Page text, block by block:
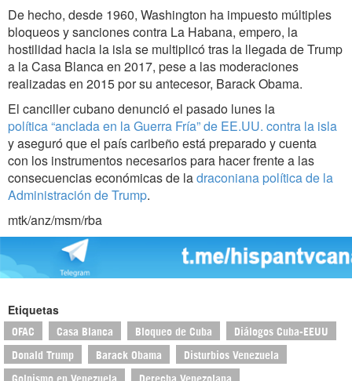
De hecho, desde 1960, Washington ha impuesto múltiples
bloqueos y sanciones contra La Habana, empero, la
hostilidad hacia la isla se multiplicó tras la llegada de Trump
a la Casa Blanca en 2017, pese a las moderaciones
realizadas en 2015 por su antecesor, Barack Obama.
El canciller cubano denunció el pasado lunes la
política “anclada en la Guerra Fría” de EE.UU. contra la isla
y aseguró que el país caribeño está preparado y cuenta
con los instrumentos necesarios para hacer frente a las
consecuencias económicas de ladraconiana política de la
Administración de Trump.
mtk/anz/msm/rba
Etiquetas
OFAC Casa Blanca Bloqueo de Cuba Diálogos Cuba-EEUU
Donald Trump Barack Obama Disturbios Venezuela
Golpismo en Venezuela Derecha Venezolana